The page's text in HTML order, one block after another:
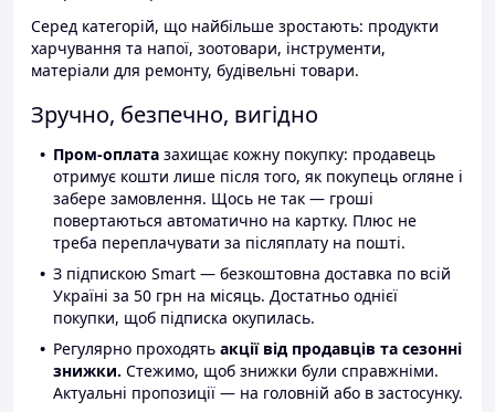
Серед категорій, що найбільше зростають: продукти
харчування та напої, зоотовари, інструменти,
матеріали для ремонту, будівельні товари.
Зручно, безпечно, вигідно
Пром-оплата захищає кожну покупку: продавець
отримує кошти лише після того, як покупець огляне і
забере замовлення. Щось не так — гроші
повертаються автоматично на картку. Плюс не
треба переплачувати за післяплату на пошті.
З підпискою Smart — безкоштовна доставка по всій
Україні за 50 грн на місяць. Достатньо однієї
покупки, щоб підписка окупилась.
Регулярно проходять акції від продавців та сезонні
знижки. Стежимо, щоб знижки були справжніми.
Актуальні пропозиції — на головній або в застосунку.